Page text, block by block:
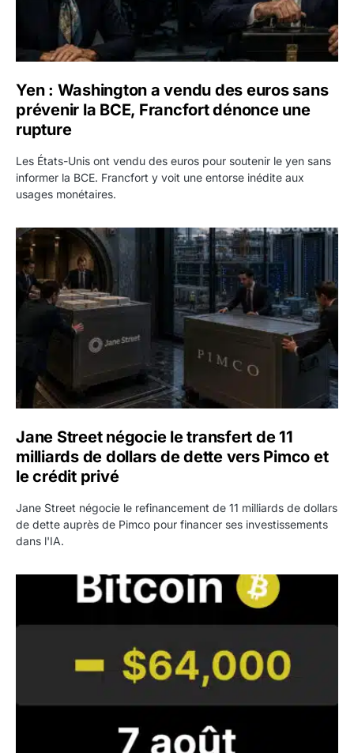
Yen : Washington a vendu des euros sans
prévenir la BCE, Francfort dénonce une
rupture
Les États-Unis ont vendu des euros pour soutenir le yen sans
informer la BCE. Francfort y voit une entorse inédite aux
usages monétaires.
Jane Street négocie le transfert de 11 milliards de
Jane Street négocie le transfert de 11
milliards de dollars de dette vers Pimco et
le crédit privé
Jane Street négocie le refinancement de 11 milliards de dollars
de dette auprès de Pimco pour financer ses investissements
dans l'IA.
Bitcoin stagne à 64 000 dollars pendant que les